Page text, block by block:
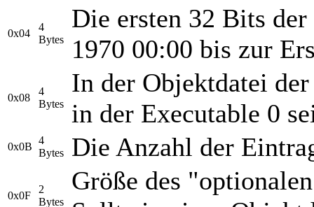
0x04
4
Bytes
Die ersten 32 Bits
1970 00:00 bis zur
0x08
4
Bytes
In der Objektdatei
in der Executable 0
0x0B
4
Bytes
Die Anzahl der
0x0F
2
Bytes
Größe des